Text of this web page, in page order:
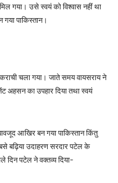
गया। उसे स्वयं को विश्वास नहीं था
पाकिस्तान।
चला गया। जाते समय वायसराय ने
अहसन का उपहार दिया तथा स्वयं
आखिर बन गया पाकिस्तान किंतु
बढ़िया उदाहरण सरदार पटेल के
दिन पटेल ने वक्तव्य दिया-